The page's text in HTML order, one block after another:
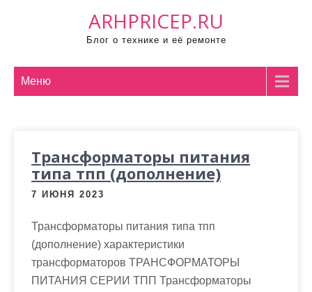
ARHPRICEP.RU
Блог о технике и её ремонте
Меню
Трансформаторы питания
типа тпп (дополнение)
7 ИЮНЯ 2023
Трансформаторы питания типа тпп
(дополнение) характеристики
трансформаторов ТРАНСФОРМАТОРЫ
ПИТАНИЯ СЕРИИ ТПП Трансформаторы